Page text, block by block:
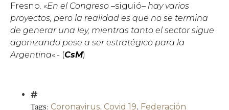
Fresno. «En el Congreso –siguió– hay varios
proyectos, pero la realidad es que no se termina
de generar una ley, mientras tanto el sector sigue
agonizando pese a ser estratégico para la
Argentina«.- (CsM)
Tags: Coronavirus, Covid 19, Federación